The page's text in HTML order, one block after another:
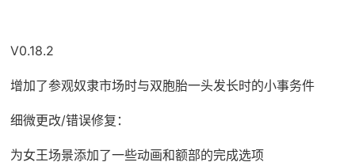
V0.18.2
增加了参观奴隶市场时与双胞胎一头发长时的小事务件
细微更改/错误修复：
为女王场景添加了一些动画和额部的完成选项